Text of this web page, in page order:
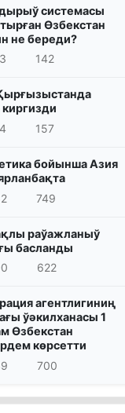
системасы
Өзбекстан
не береди?
142
157
бойынша Азия
749
раўажланыў
басланды
622
агентлигиниң
ўәкилханасы 1
Өзбекстан
көрсетти
700